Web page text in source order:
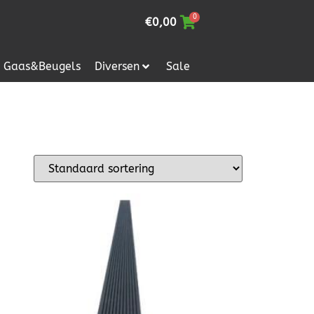
€0,00 0
Gaas&Beugels Diversen Sale